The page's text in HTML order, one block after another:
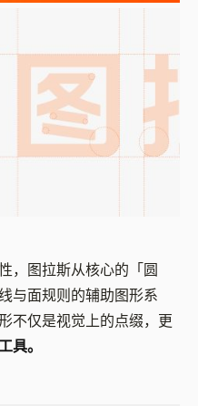
，图拉斯从核心的「圆
与面规则的辅助图形系
不仅是视觉上的点缀，更
具。